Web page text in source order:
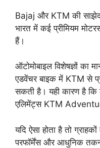
Bajaj और KTM की
भारत में कई प्रीमियम
हैं।
ऑटोमोबाइल विशेषज्ञों का
एडवेंचर बाइक में KTM से
सकती है। यही कारण है
एलिमेंट्स KTM
यदि ऐसा होता है तो
परफॉर्मेंस और आधुनिक